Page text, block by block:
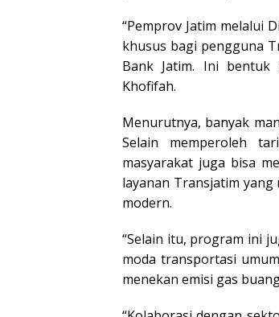
“Pemprov Jatim melalui
khusus bagi pengguna
Bank Jatim. Ini
Khofifah.
Menurutnya, banyak
Selain memperoleh
masyarakat juga bisa
layanan Transjatim yang
modern.
“Selain itu, program ini
moda transportasi
menekan emisi gas